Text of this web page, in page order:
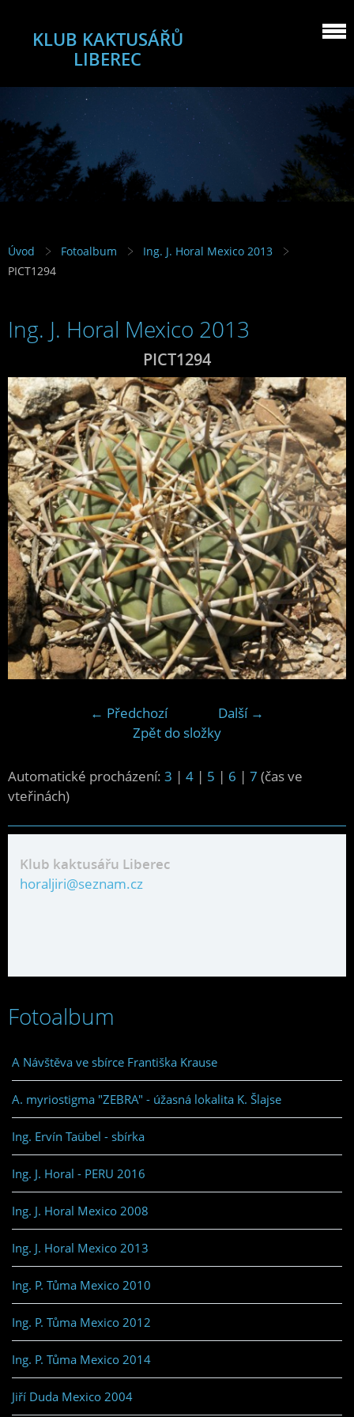
KLUB KAKTUSÁŘŮ
LIBEREC
Úvod Fotoalbum
Ing. J. Horal Mexico 2013
PICT1294
Ing. J. Horal Mexico 2013
PICT1294
← Předchozí
Další →
Zpět do složky
Automatické procházení: 3 | 4 | 5 | 6 | 7 (čas ve
vteřinách)
Klub kaktusářu Liberec
horaljiri@seznam.cz
Fotoalbum
A Návštěva ve sbírce Františka Krause
A. myriostigma "ZEBRA" - úžasná lokalita K. Šlajse
Ing. Ervín Taübel - sbírka
Ing. J. Horal - PERU 2016
Ing. J. Horal Mexico 2008
Ing. J. Horal Mexico 2013
Ing. P. Tůma Mexico 2010
Ing. P. Tůma Mexico 2012
Ing. P. Tůma Mexico 2014
Jiří Duda Mexico 2004